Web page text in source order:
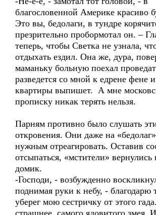
благословенной Америке красиво
Это вы, бедолаги, в тундре
презрительно пробормотал он. –
теперь, чтобы Светка не узнала,
отдыхать ездил. Она же, дура,
маманьку больную поехал
разведется со мной к едрене фене
квартиры выпишет. А мне
прописку никак терять нельзя.
Парням противно было слушать
откровения. Они даже на
нужным отреагировать. Оставив
отсыпаться, «мстители» вернулись
домик.
-Господи, - возбужденно
поднимая руки к небу, - благодарю
уберег мою сестричку от этого
страшнее самого ядовитого змея.